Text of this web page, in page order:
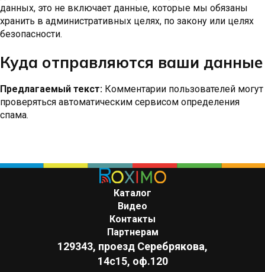
данных, это не включает данные, которые мы обязаны
хранить в административных целях, по закону или целях
безопасности.
Куда отправляются ваши данные
Предлагаемый текст: Комментарии пользователей могут
проверяться автоматическим сервисом определения
спама.
Каталог
Видео
Контакты
Партнерам
129343, проезд Серебрякова,
14с15, оф.120